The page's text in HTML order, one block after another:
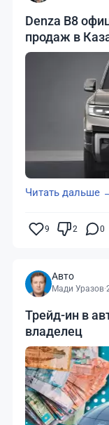
Denza B8
продаж в
Читать дальше
9 2 0
Авто
Мади Уразов·
Трейд-ин в
владелец